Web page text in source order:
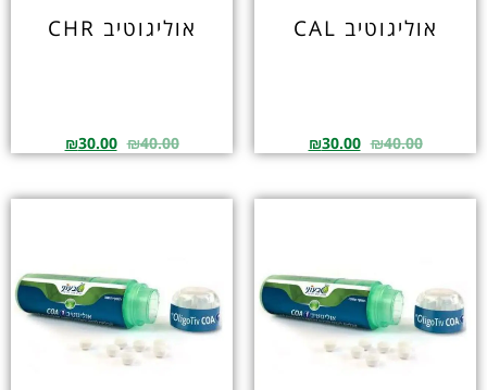
אוליגוטיב CAL
₪40.00
₪30.00
אוליגוטיב CHR
₪40.00
₪30.00